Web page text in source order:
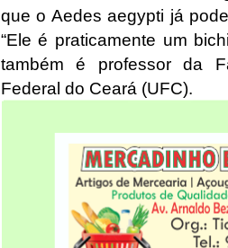
que o Aedes aegypti já
“Ele é praticamente um
também é professor da
Federal do Ceará (UFC).